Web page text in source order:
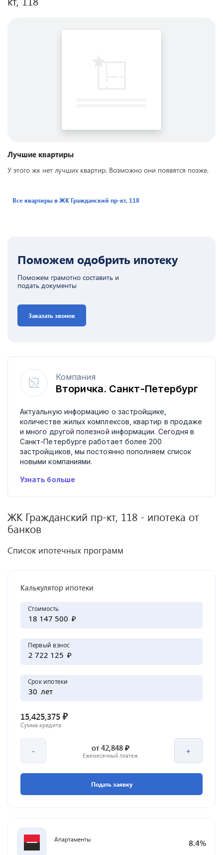
Лучшие квартиры
У этого жк нет лучших квартир. Возможно они появятся позже.
Все квартиры в ЖК Гражданский пр-кт, 118
Поможем одобрить ипотеку
Поможем грамотно составить и
подать документы
Заказать звонок
Компания
Вторичка. Санкт-Петербург
Актуальную информацию о застройщике,
количестве жилых комплексов, квартир в продаже
и много другой полезной информации. Сегодня в
Санкт-Петербурге работает более 200
застройщиков, мы постоянно пополняем список
новыми компаниями.
Узнать больше
ЖК Гражданский пр-кт, 118 - ипотека от
банков
Список ипотечных программ
Калькулятор ипотеки
Стоимость
₽
Первый взнос
₽
Срок ипотеки
лет
15,425,375 ₽
Сумма кредита
- от42,848 ₽
Ежемесячный платеж +
Подать заявку
Апартаменты 8.4%